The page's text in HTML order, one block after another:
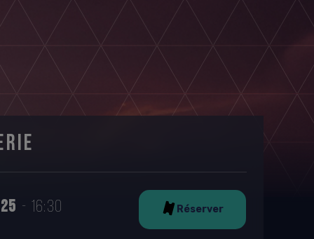
16:30 Réserver